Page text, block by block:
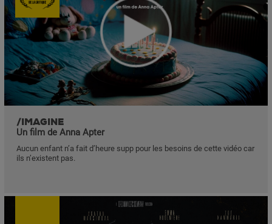
/IMAGINE
Un film de Anna Apter
Aucun enfant n’a fait d’heure supp pour les besoins de cette vidéo car
ils n’existent pas.